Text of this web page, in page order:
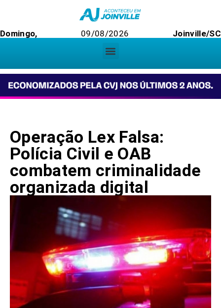
Domingo, 09/08/2026 Joinville/SC
Operação Lex Falsa:
Polícia Civil e OAB
combatem criminalidade
organizada digital